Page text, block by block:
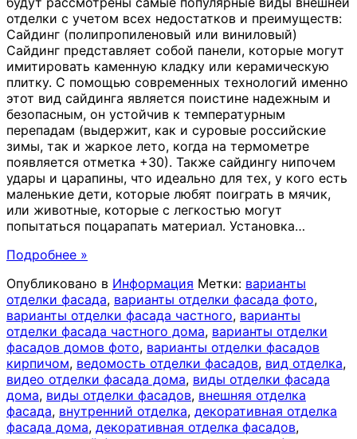
отделки с учетом всех недостатков и преимуществ:
Сайдинг (полипропиленовый или виниловый)
Сайдинг представляет собой панели, которые могут
имитировать каменную кладку или керамическую
плитку. С помощью современных технологий именно
этот вид сайдинга является поистине надежным и
безопасным, он устойчив к температурным
перепадам (выдержит, как и суровые российские
зимы, так и жаркое лето, когда на термометре
появляется отметка +30). Также сайдингу нипочем
удары и царапины, что идеально для тех, у кого есть
маленькие дети, которые любят поиграть в мячик,
или животные, которые с легкостью могут
попытаться поцарапать материал. Установка…
Подробнее »
Опубликовано в Информация Метки: варианты
отделки фасада, варианты отделки фасада фото,
варианты отделки фасада частного, варианты
отделки фасада частного дома, варианты отделки
фасадов домов фото, варианты отделки фасадов
кирпичом, ведомость отделки фасадов, вид отделка,
видео отделки фасада дома, виды отделки фасада
дома, виды отделки фасадов, внешняя отделка
фасада, внутренний отделка, декоративная отделка
фасада дома, декоративная отделка фасадов,